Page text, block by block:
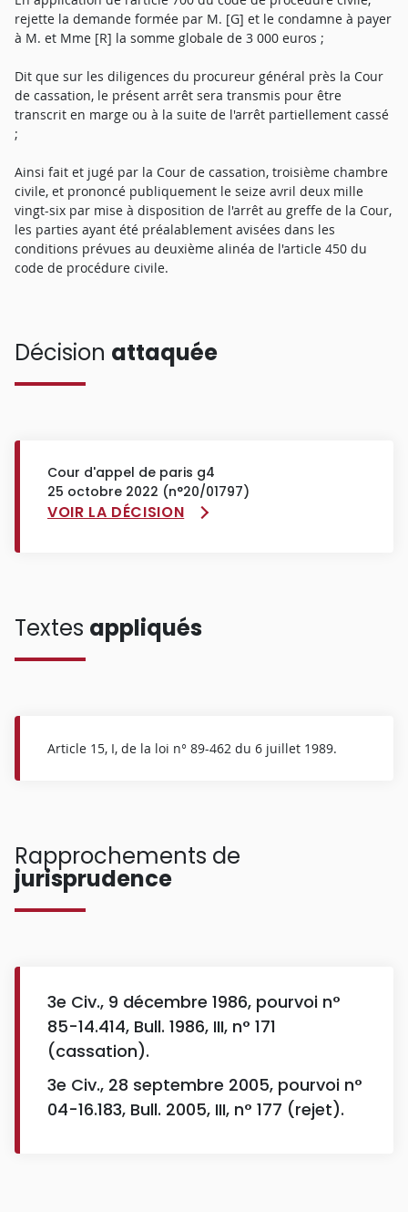
rejette la demande formée par M. [G] et le condamne à payer
à M. et Mme [R] la somme globale de 3 000 euros ;
Dit que sur les diligences du procureur général près la Cour
de cassation, le présent arrêt sera transmis pour être
transcrit en marge ou à la suite de l'arrêt partiellement cassé
;
Ainsi fait et jugé par la Cour de cassation, troisième chambre
civile, et prononcé publiquement le seize avril deux mille
vingt-six par mise à disposition de l'arrêt au greffe de la Cour,
les parties ayant été préalablement avisées dans les
conditions prévues au deuxième alinéa de l'article 450 du
code de procédure civile.
Décision attaquée
Cour d'appel de paris g4
25 octobre 2022 (n°20/01797)
VOIR LA DÉCISION
Textes appliqués
Article 15, I, de la loi n° 89-462 du 6 juillet 1989.
Rapprochements de
jurisprudence
3e Civ., 9 décembre 1986, pourvoi n°
85-14.414, Bull. 1986, III, n° 171
(cassation).
3e Civ., 28 septembre 2005, pourvoi n°
04-16.183, Bull. 2005, III, n° 177 (rejet).